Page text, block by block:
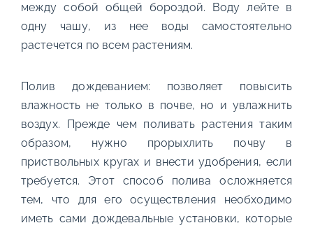
между собой общей бороздой. Воду лейте в
одну чашу, из нее воды самостоятельно
растечется по всем растениям.
Полив дождеванием: позволяет повысить
влажность не только в почве, но и увлажнить
воздух. Прежде чем поливать растения таким
образом, нужно прорыхлить почву в
приствольных кругах и внести удобрения, если
требуется. Этот способ полива осложняется
тем, что для его осуществления необходимо
иметь сами дождевальные установки, которые